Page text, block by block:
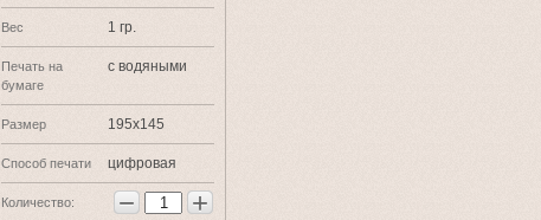
Вес 1 гр.
Печать на
бумаге
с водяными
Размер 195х145
Способ печати цифровая
Количество: − +